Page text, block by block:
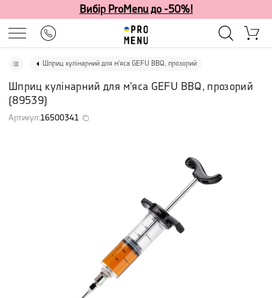
Вибір ProMenu до -50%!
Шприц кулінарний для м'яса GEFU BBQ, прозорий
Шприц кулінарний для м'яса GEFU BBQ, прозорий
(89539)
Артикул:16500341